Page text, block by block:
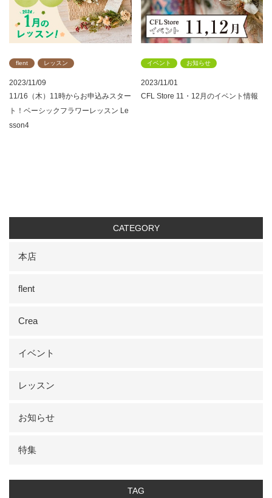
2023/11/09
flent レッスン
11/16（木）11時からお申込みスター
ト！ベーシックフラワーレッスン Le
sson4
2023/11/01
イベント お知らせ
CFL Store 11・12月のイベント情報
CATEGORY
本店
flent
Crea
イベント
レッスン
お知らせ
特集
TAG